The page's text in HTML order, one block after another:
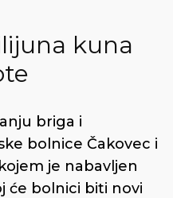
kuna
briga i
bolnice Čakovec i
je nabavljen
će bolnici biti novi